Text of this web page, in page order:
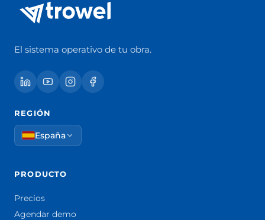
El sistema operativo de tu obra.
REGIÓN
España
PRODUCTO
Precios
Agendar demo